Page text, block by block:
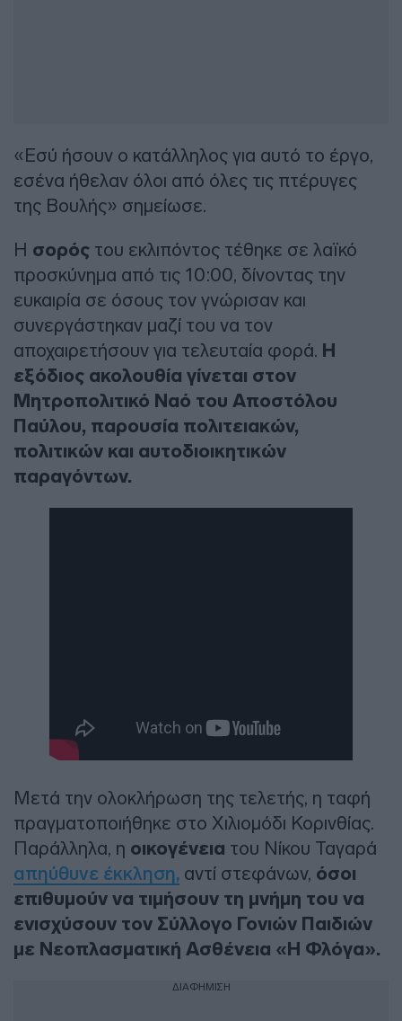
«Εσύ ήσουν ο κατάλληλος για αυτό το έργο,
εσένα ήθελαν όλοι από όλες τις πτέρυγες
της Βουλής» σημείωσε.
Η σορός του εκλιπόντος τέθηκε σε λαϊκό
προσκύνημα από τις 10:00, δίνοντας την
ευκαιρία σε όσους τον γνώρισαν και
συνεργάστηκαν μαζί του να τον
αποχαιρετήσουν για τελευταία φορά. Η
εξόδιος ακολουθία γίνεται στον
Μητροπολιτικό Ναό του Αποστόλου
Παύλου, παρουσία πολιτειακών,
πολιτικών και αυτοδιοικητικών
παραγόντων.
Μετά την ολοκλήρωση της τελετής, η ταφή
πραγματοποιήθηκε στο Χιλιομόδι Κορινθίας.
Παράλληλα, η οικογένεια του Νίκου Ταγαρά
απηύθυνε έκκληση, αντί στεφάνων, όσοι
επιθυμούν να τιμήσουν τη μνήμη του να
ενισχύσουν τον Σύλλογο Γονιών Παιδιών
με Νεοπλασματική Ασθένεια «Η Φλόγα».
ΔΙΑΦΗΜΙΣΗ